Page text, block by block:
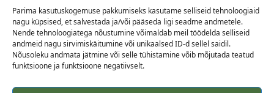
Parima kasutuskogemuse pakkumiseks kasutame selliseid tehnoloogiaid
nagu küpsised, et salvestada ja/või pääseda ligi seadme andmetele.
Nende tehnoloogiatega nõustumine võimaldab meil töödelda selliseid
andmeid nagu sirvimiskäitumine või unikaalsed ID-d sellel saidil.
Nõusoleku andmata jätmine või selle tühistamine võib mõjutada teatud
funktsioone ja funktsioone negatiivselt.
Kontaktid
Abi
TEAVE OSTJALE
Tarnetingimused
Tingimused